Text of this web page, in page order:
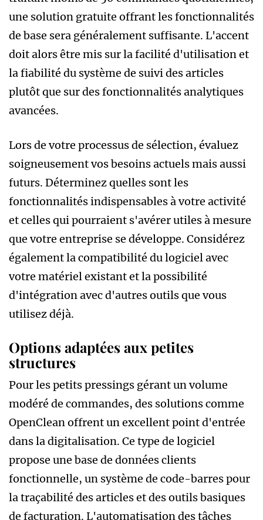
une solution gratuite offrant les fonctionnalités
de base sera généralement suffisante. L'accent
doit alors être mis sur la facilité d'utilisation et
la fiabilité du système de suivi des articles
plutôt que sur des fonctionnalités analytiques
avancées.
Lors de votre processus de sélection, évaluez
soigneusement vos besoins actuels mais aussi
futurs. Déterminez quelles sont les
fonctionnalités indispensables à votre activité
et celles qui pourraient s'avérer utiles à mesure
que votre entreprise se développe. Considérez
également la compatibilité du logiciel avec
votre matériel existant et la possibilité
d'intégration avec d'autres outils que vous
utilisez déjà.
Options adaptées aux petites
structures
Pour les petits pressings gérant un volume
modéré de commandes, des solutions comme
OpenClean offrent un excellent point d'entrée
dans la digitalisation. Ce type de logiciel
propose une base de données clients
fonctionnelle, un système de code-barres pour
la traçabilité des articles et des outils basiques
de facturation. L'automatisation des tâches